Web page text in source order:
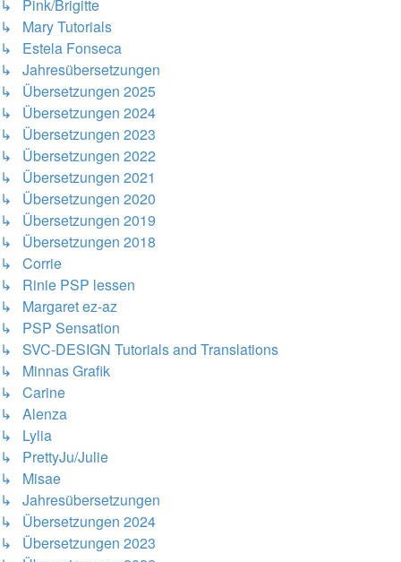
↳ Pink/Brigitte
↳ Mary Tutorials
↳ Estela Fonseca
↳ Jahresübersetzungen
↳ Übersetzungen 2025
↳ Übersetzungen 2024
↳ Übersetzungen 2023
↳ Übersetzungen 2022
↳ Übersetzungen 2021
↳ Übersetzungen 2020
↳ Übersetzungen 2019
↳ Übersetzungen 2018
↳ Corrie
↳ Rinie PSP lessen
↳ Margaret ez-az
↳ PSP Sensation
↳ SVC-DESIGN Tutorials and Translations
↳ Minnas Grafik
↳ Carine
↳ Alenza
↳ Lylia
↳ PrettyJu/Julie
↳ Misae
↳ Jahresübersetzungen
↳ Übersetzungen 2024
↳ Übersetzungen 2023